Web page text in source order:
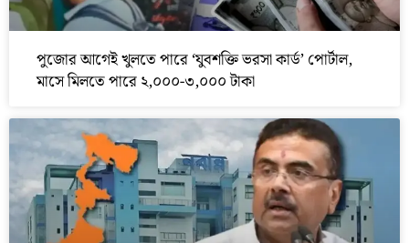
পুজোর আগেই খুলতে পারে ‘যুবশক্তি ভরসা কার্ড’ পোর্টাল,
মাসে মিলতে পারে ২,০০০-৩,০০০ টাকা